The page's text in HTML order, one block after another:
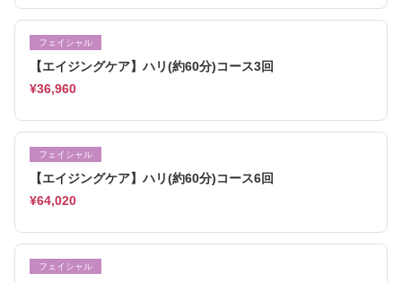
フェイシャル
【エイジングケア】ハリ(約60分)コース3回
¥36,960
フェイシャル
【エイジングケア】ハリ(約60分)コース6回
¥64,020
フェイシャル